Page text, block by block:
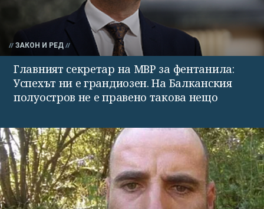
ЗАКОН И РЕД
Главният секретар на МВР за фентанила:
Успехът ни е грандиозен. На Балканския
полуостров не е правено такова нещо